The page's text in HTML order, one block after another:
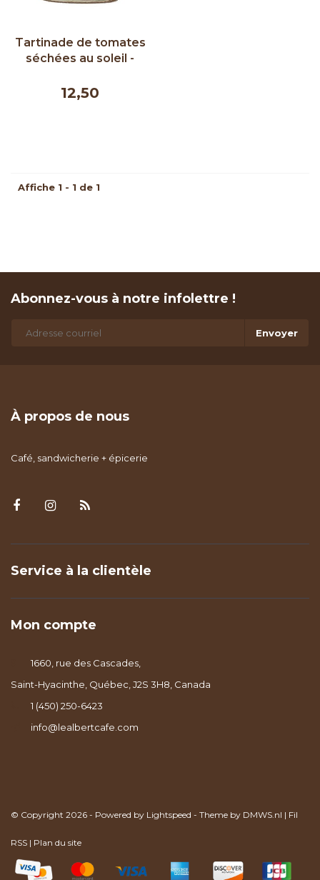
Tartinade de tomates
séchées au soleil -
180g
12,50
Affiche 1 - 1 de 1
Abonnez-vous à notre infolettre !
Envoyer
À propos de nous
Café, sandwicherie + épicerie
Service à la clientèle
Mon compte
1660, rue des Cascades,
Saint-Hyacinthe, Québec, J2S 3H8, Canada
1 (450) 250-6423
info@lealbertcafe.com
© Copyright 2026 - Powered by Lightspeed - Theme by DMWS.nl | Fil
RSS | Plan du site